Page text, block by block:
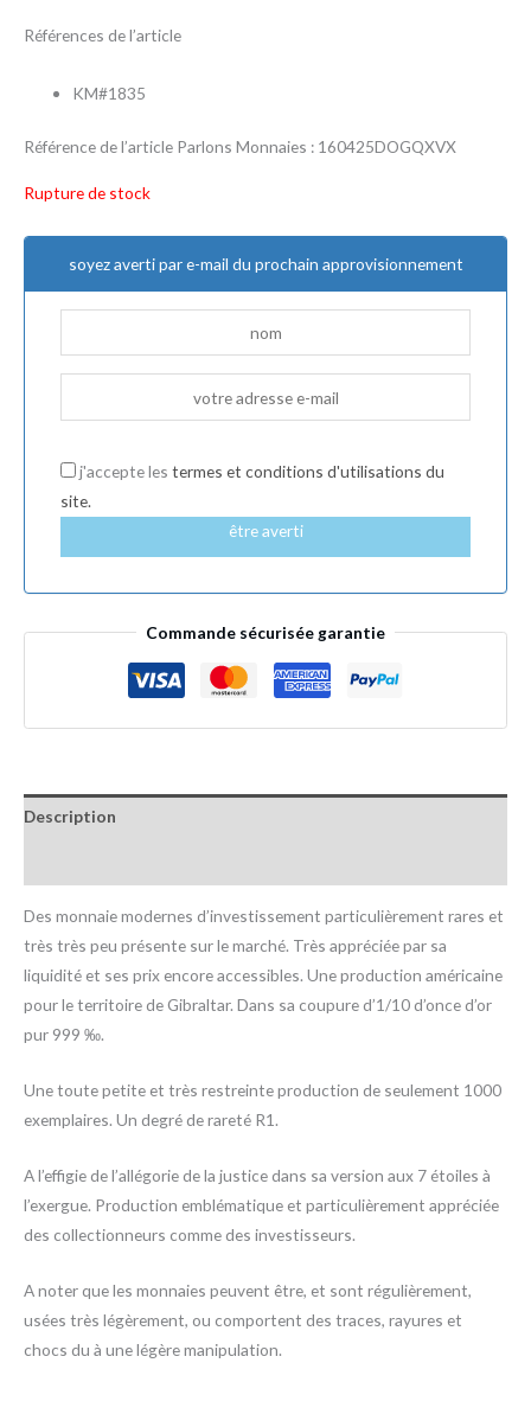
Références de l’article
KM#1835
Référence de l’article Parlons Monnaies : 160425DOGQXVX
Rupture de stock
soyez averti par e-mail du prochain approvisionnement
j'accepte les termes et conditions d'utilisations du
site.
être averti
Commande sécurisée garantie
Description
Des monnaie modernes d’investissement particulièrement rares et
très très peu présente sur le marché. Très appréciée par sa
liquidité et ses prix encore accessibles. Une production américaine
pour le territoire de Gibraltar. Dans sa coupure d’1/10 d’once d’or
pur 999 ‰.
Une toute petite et très restreinte production de seulement 1000
exemplaires. Un degré de rareté R1.
A l’effigie de l’allégorie de la justice dans sa version aux 7 étoiles à
l’exergue. Production emblématique et particulièrement appréciée
des collectionneurs comme des investisseurs.
A noter que les monnaies peuvent être, et sont régulièrement,
usées très légèrement, ou comportent des traces, rayures et
chocs du à une légère manipulation.